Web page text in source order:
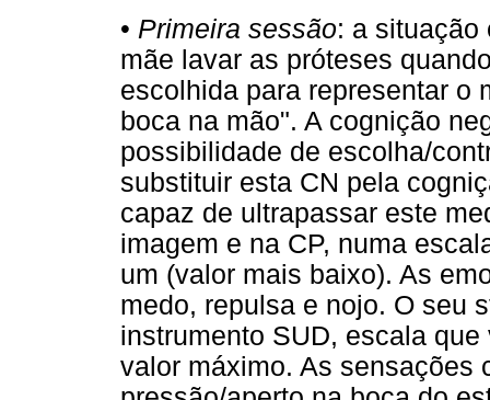
• Primeira sessão: a situação
mãe lavar as próteses
escolhida para representar o
boca na mão". A cognição
possibilidade de escolha/
substituir esta CN pela
capaz de ultrapassar este
imagem e na CP, numa
um (valor mais baixo). As
medo, repulsa e nojo. O seu
instrumento SUD, escala
valor máximo. As sensações